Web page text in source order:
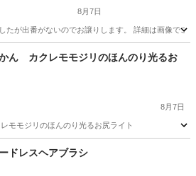
8月7日
たが出番がないのでお譲りします。 詳細は画像でご
その他
ん カクレモモジリのほんのり光るお
8月7日
モモジリのほんのり光るお尻ライト
カクレモモジリ
ドレスヘアブラシ